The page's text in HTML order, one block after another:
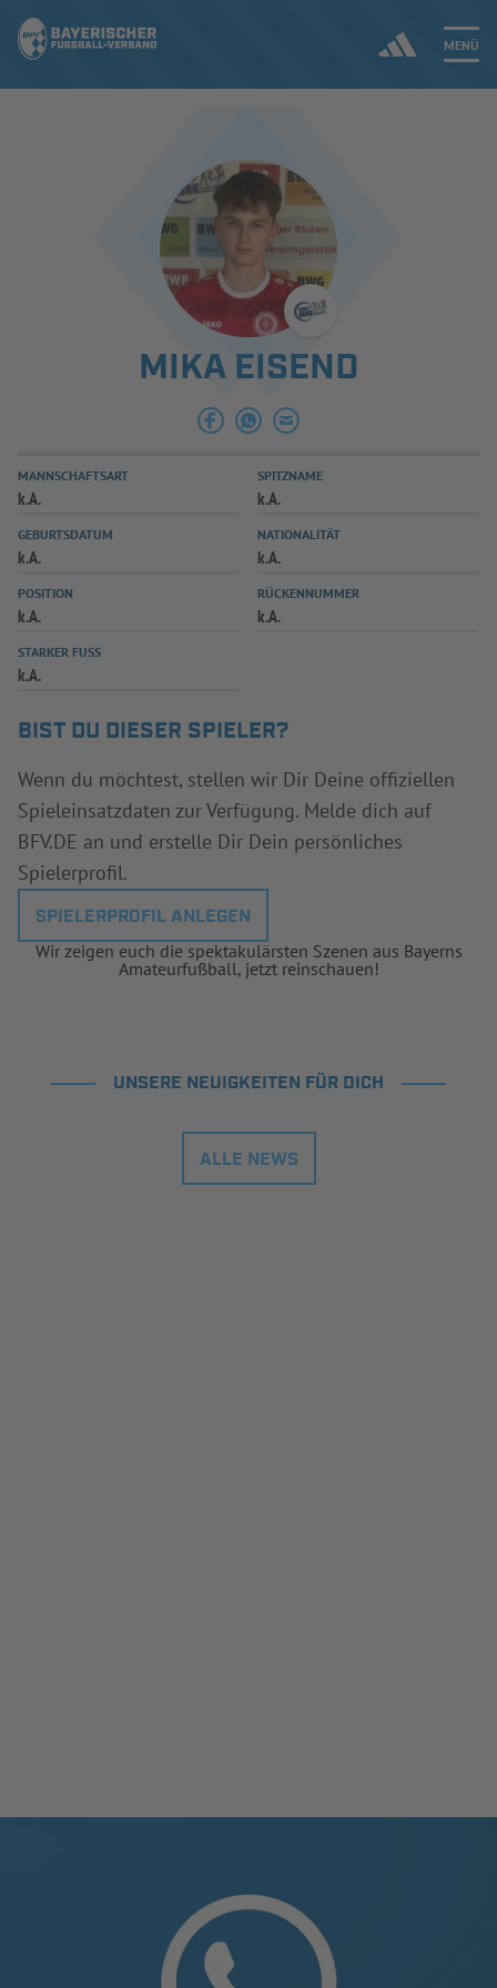
MENÜ
ERGEBNISSE & WETTBEWERBE
SPIELBETRIEB & VERBANDSLEBEN
AUSBILDUNG & FÖRDERUNG
SPIELPLUS
MIKA EISEND
MANNSCHAFTSART
k.A.
SPITZNAME
k.A.
GEBURTSDATUM
k.A.
NATIONALITÄT
k.A.
POSITION
k.A.
RÜCKENNUMMER
k.A.
STARKER FUSS
k.A.
BIST DU DIESER SPIELER?
Wenn du möchtest, stellen wir Dir Deine offiziellen
Spieleinsatzdaten zur Verfügung. Melde dich auf
BFV.DE an und erstelle Dir Dein persönliches
Spielerprofil.
SPIELERPROFIL ANLEGEN
Wir zeigen euch die spektakulärsten Szenen aus Bayerns
Amateurfußball, jetzt reinschauen!
UNSERE NEUIGKEITEN FÜR DICH
ALLE NEWS